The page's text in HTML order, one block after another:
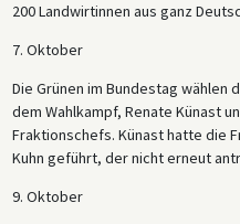
200 Landwirtinnen aus ganz
7. Oktober
Die Grünen im Bundestag wählen
dem Wahlkampf, Renate Künast
Fraktionschefs. Künast hatte die
Kuhn geführt, der nicht erneut
9. Oktober